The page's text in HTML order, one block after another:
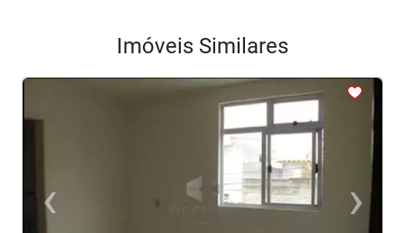
Imóveis Similares
‹Previous ›
Next